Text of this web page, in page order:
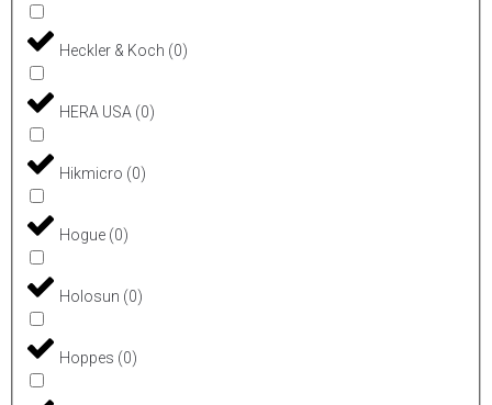
Heckler & Koch (0)
HERA USA (0)
Hikmicro (0)
Hogue (0)
Holosun (0)
Hoppes (0)